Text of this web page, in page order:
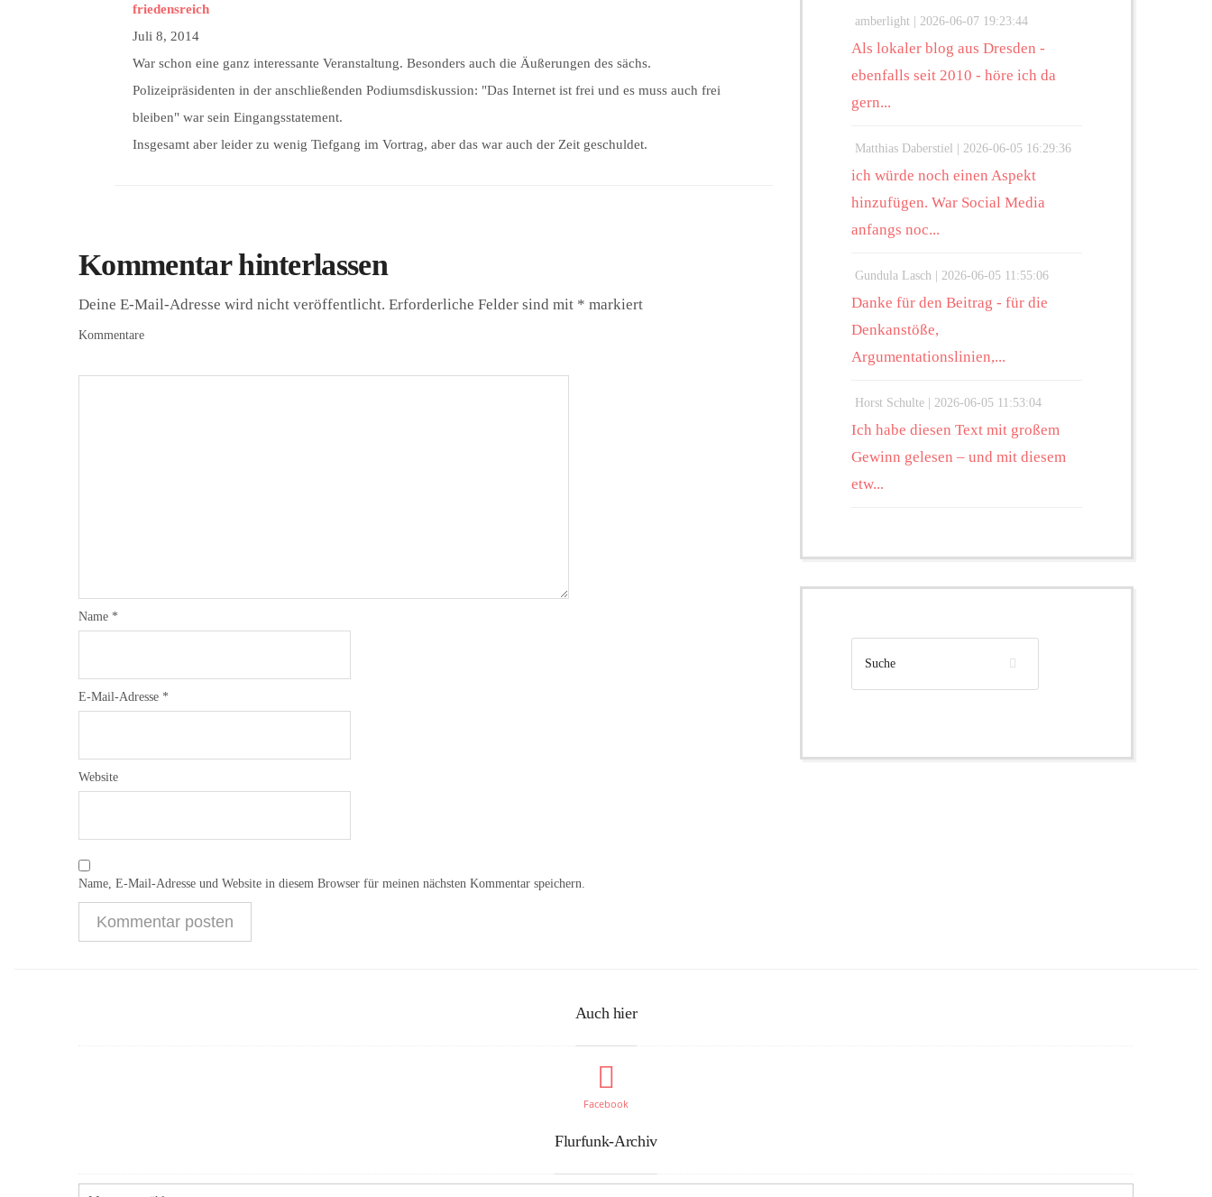
friedensreich
Juli 8, 2014
War schon eine ganz interessante Veranstaltung. Besonders auch die Äußerungen des sächs.
Polizeipräsidenten in der anschließenden Podiumsdiskussion: "Das Internet ist frei und es muss auch frei
bleiben" war sein Eingangsstatement.
Insgesamt aber leider zu wenig Tiefgang im Vortrag, aber das war auch der Zeit geschuldet.
Kommentar hinterlassen
Deine E-Mail-Adresse wird nicht veröffentlicht. Erforderliche Felder sind mit * markiert
Kommentare
Name *
E-Mail-Adresse *
Website
Name, E-Mail-Adresse und Website in diesem Browser für meinen nächsten Kommentar speichern.
amberlight | 2026-06-07 19:23:44
Als lokaler blog aus Dresden -
ebenfalls seit 2010 - höre ich da
gern...
Matthias Daberstiel | 2026-06-05 16:29:36
ich würde noch einen Aspekt
hinzufügen. War Social Media
anfangs noc...
Gundula Lasch | 2026-06-05 11:55:06
Danke für den Beitrag - für die
Denkanstöße,
Argumentationslinien,...
Horst Schulte | 2026-06-05 11:53:04
Ich habe diesen Text mit großem
Gewinn gelesen – und mit diesem
etw...
Auch hier
Facebook
Flurfunk-Archiv